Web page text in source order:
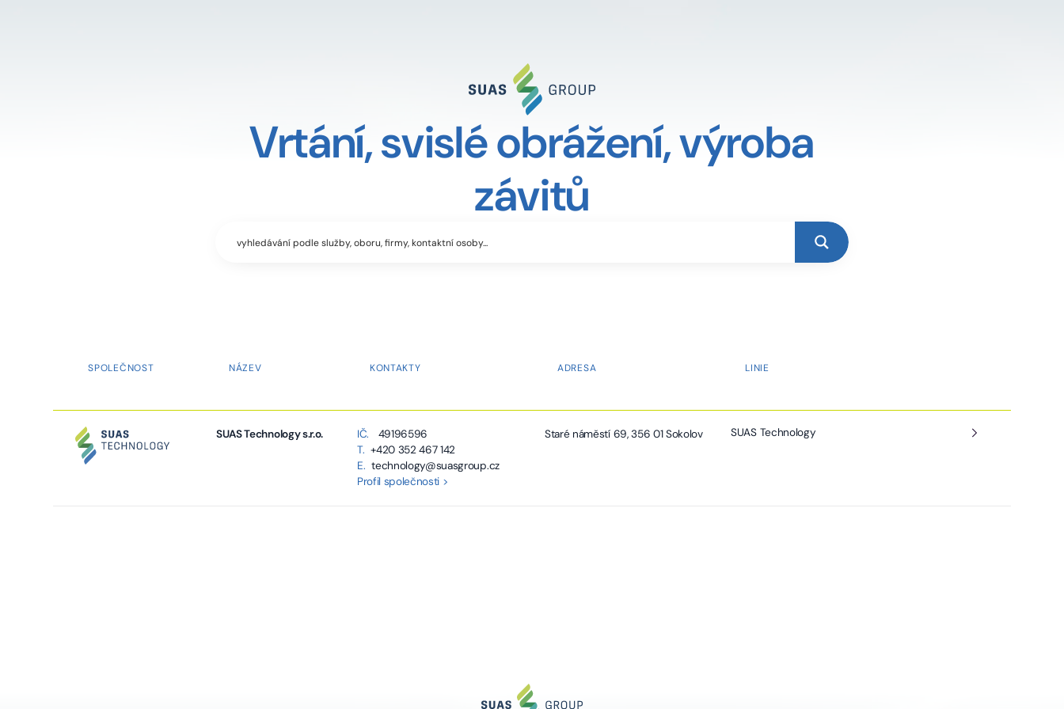
Vrtání, svislé obrážení, výroba
závitů
SPOLEČNOST NÁZEV KONTAKTY ADRESA LINIE
SUAS Technology s.r.o. IČ.
49196596
T. +420 352 467 142
E. technology@suasgroup.cz
Profil společnosti >
Staré náměstí 69, 356 01 Sokolov SUAS Technology